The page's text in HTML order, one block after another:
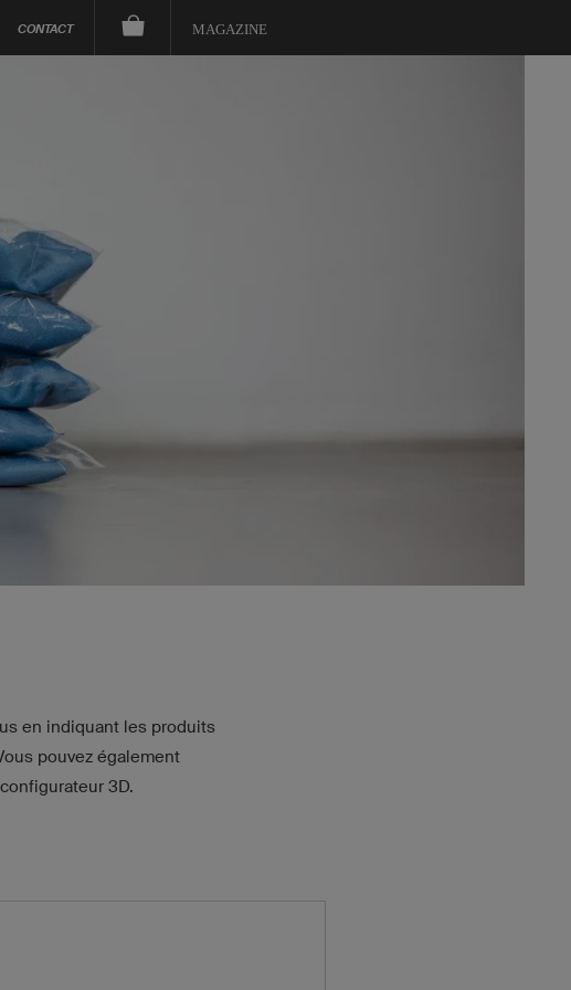
CONTACT MAGAZINE
en indiquant les produits
pouvez également
3D.